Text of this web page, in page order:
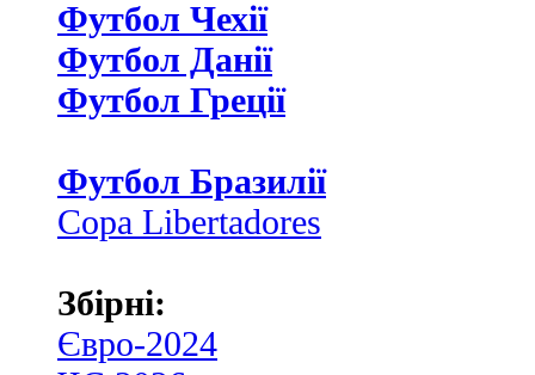
Футбол Чехії
Футбол Данії
Футбол Греції
Футбол Бразилії
Copa Libertadores
Збірні:
Євро-2024